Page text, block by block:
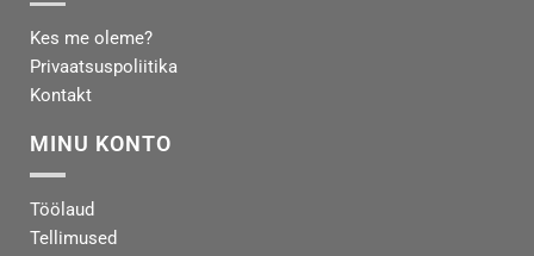
Kes me oleme?
Privaatsuspoliitika
Kontakt
MINU KONTO
Töölaud
Tellimused